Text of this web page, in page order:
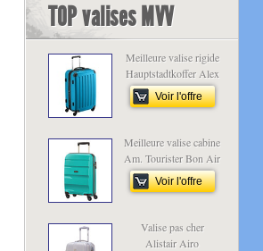
TOP valises MVV
Meilleure valise rigide
Hauptstadtkoffer Alex
Voir l'offre
Meilleure valise cabine
Am. Tourister Bon Air
Voir l'offre
Valise pas cher
Alistair Airo